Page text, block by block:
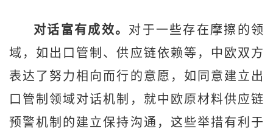
对话富有成效。 对于一些存在摩擦的领
域，如出口管制、供应链依赖等，中欧双方
表达了努力相向而行的意愿，如同意建立出
口管制领域对话机制，就中欧原材料供应链
预警机制的建立保持沟通，这些举措有利于